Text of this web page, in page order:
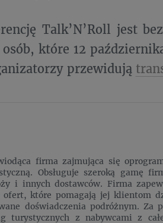
Talk’N’Roll jest
które 12
przewidują
firma zajmująca się
Obsługuje szeroką gamę
i innych dostawców. Firma
które pomagają jej klientom
doświadczenia podróżnym. Za
turystycznych z nabywcami z